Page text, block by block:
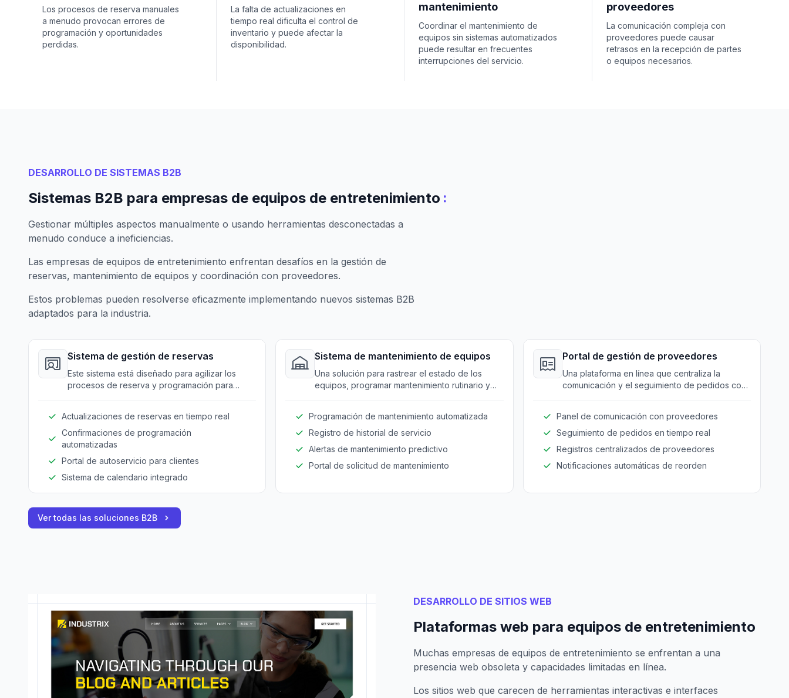
Los procesos de reserva manuales
a menudo provocan errores de
programación y oportunidades
perdidas.
La falta de actualizaciones en
tiempo real dificulta el control de
inventario y puede afectar la
disponibilidad.
mantenimiento
Coordinar el mantenimiento de
equipos sin sistemas automatizados
puede resultar en frecuentes
interrupciones del servicio.
proveedores
La comunicación compleja con
proveedores puede causar
retrasos en la recepción de partes
o equipos necesarios.
DESARROLLO DE SISTEMAS B2B
Sistemas B2B para empresas de equipos de entretenimiento :
Gestionar múltiples aspectos manualmente o usando herramientas desconectadas a
menudo conduce a ineficiencias.
Las empresas de equipos de entretenimiento enfrentan desafíos en la gestión de
reservas, mantenimiento de equipos y coordinación con proveedores.
Estos problemas pueden resolverse eficazmente implementando nuevos sistemas B2B
adaptados para la industria.
Sistema de gestión de reservas
Este sistema está diseñado para agilizar los
procesos de reserva y programación para
Actualizaciones de reservas en tiempo real
Confirmaciones de programación
automatizadas
Portal de autoservicio para clientes
Sistema de calendario integrado
Sistema de mantenimiento de equipos
Una solución para rastrear el estado de los
equipos, programar mantenimiento rutinario y
Programación de mantenimiento automatizada
Registro de historial de servicio
Alertas de mantenimiento predictivo
Portal de solicitud de mantenimiento
Portal de gestión de proveedores
Una plataforma en línea que centraliza la
comunicación y el seguimiento de pedidos con
Panel de comunicación con proveedores
Seguimiento de pedidos en tiempo real
Registros centralizados de proveedores
Notificaciones automáticas de reorden
Ver todas las soluciones B2B
DESARROLLO DE SITIOS WEB
Plataformas web para equipos de entretenimiento
Muchas empresas de equipos de entretenimiento se enfrentan a una
presencia web obsoleta y capacidades limitadas en línea.
Los sitios web que carecen de herramientas interactivas e interfaces